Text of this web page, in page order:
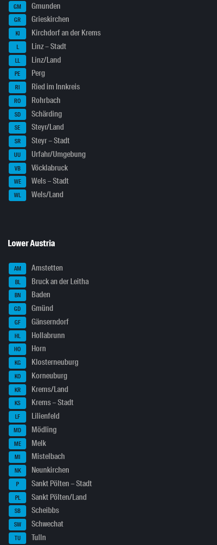
GM Gmunden
GR Grieskirchen
KI Kirchdorf an der Krems
L Linz – Stadt
LL Linz/Land
PE Perg
RI Ried im Innkreis
RO Rohrbach
SD Schärding
SE Steyr/Land
SR Steyr – Stadt
UU Urfahr/Umgebung
VB Vöcklabruck
WE Wels – Stadt
WL Wels/Land
Lower Austria
AM Amstetten
BL Bruck an der Leitha
BN Baden
GD Gmünd
GF Gänserndorf
HL Hollabrunn
HO Horn
KG Klosterneuburg
KO Korneuburg
KR Krems/Land
KS Krems – Stadt
LF Lilienfeld
MD Mödling
ME Melk
MI Mistelbach
NK Neunkirchen
P Sankt Pölten – Stadt
PL Sankt Pölten/Land
SB Scheibbs
SW Schwechat
TU Tulln